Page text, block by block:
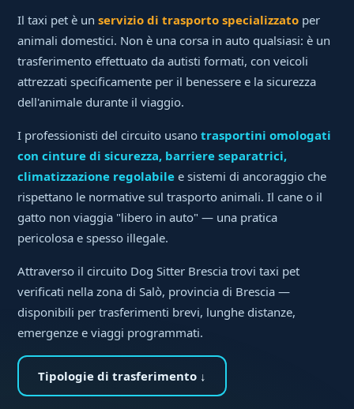
Il taxi pet è unservizio di trasporto specializzato per
animali domestici. Non è una corsa in auto qualsiasi: è un
trasferimento effettuato da autisti formati, con veicoli
attrezzati specificamente per il benessere e la sicurezza
dell'animale durante il viaggio.
I professionisti del circuito usanotrasportini omologati
con cinture di sicurezza, barriere separatrici,
climatizzazione regolabile e sistemi di ancoraggio che
rispettano le normative sul trasporto animali. Il cane o il
gatto non viaggia "libero in auto" — una pratica
pericolosa e spesso illegale.
Attraverso il circuito Dog Sitter Brescia trovi taxi pet
verificati nella zona di Salò, provincia di Brescia —
disponibili per trasferimenti brevi, lunghe distanze,
emergenze e viaggi programmati.
Tipologie di trasferimento ↓